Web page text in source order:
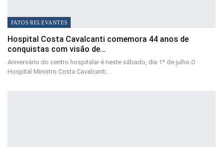
FATOS RELEVANTES
Hospital Costa Cavalcanti comemora 44 anos de
conquistas com visão de…
Aniversário do centro hospitalar é neste sábado, dia 1º de julho.O
Hospital Ministro Costa Cavalcanti…